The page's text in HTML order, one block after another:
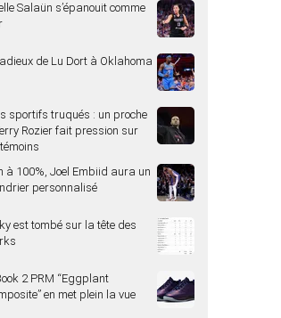
Salaün s’épanouit comme
de Lu Dort à Oklahoma
sportifs truqués : un proche
Rozier fait pression sur
à 100%, Joel Embiid aura un
personnalisé
est tombé sur la tête des
2 PRM “Eggplant
en met plein la vue